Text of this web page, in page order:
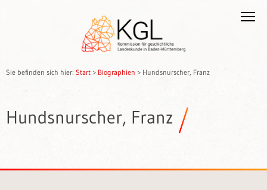
Sie befinden sich hier: Start > Biographien > Hundsnurscher, Franz
Hundsnurscher, Franz